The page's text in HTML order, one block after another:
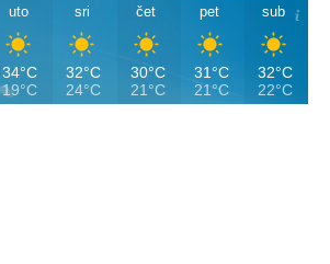
uto
34°C
19°C
sri
32°C
24°C
čet
30°C
21°C
pet
31°C
21°C
sub
32°C
22°C